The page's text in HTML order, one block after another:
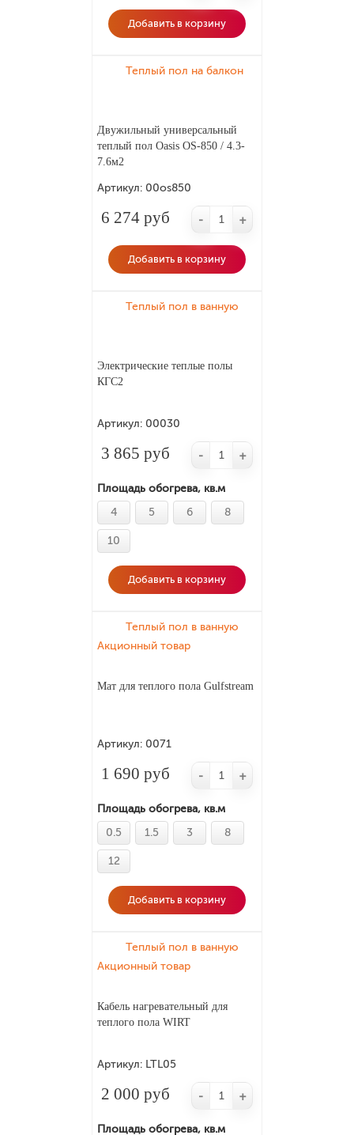
Добавить в корзину
Теплый пол на балкон
Двужильный универсальный
теплый пол Oasis OS-850 / 4.3-
7.6м2
Артикул: 00os850
6 274 руб - +
Добавить в корзину
Теплый пол в ванную
Электрические теплые полы
КГС2
Артикул: 00030
3 865 руб
Площадь обогрева, кв.м
4
5 6 8
10
- +
Добавить в корзину
Теплый пол в ванную
Акционный товар
Мат для теплого пола Gulfstream
Артикул: 0071
1 690 руб
Площадь обогрева, кв.м
0.5
1.5 3 8
12
- +
Добавить в корзину
Теплый пол в ванную
Акционный товар
Кабель нагревательный для
теплого пола WIRT
Артикул: LTL05
2 000 руб
Площадь обогрева, кв.м
- +